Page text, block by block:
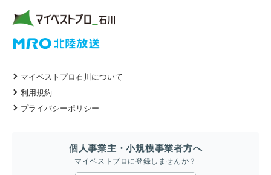
マイベストプロ石川について
利用規約
プライバシーポリシー
個人事業主・小規模事業者方へ
マイベストプロに登録しませんか？